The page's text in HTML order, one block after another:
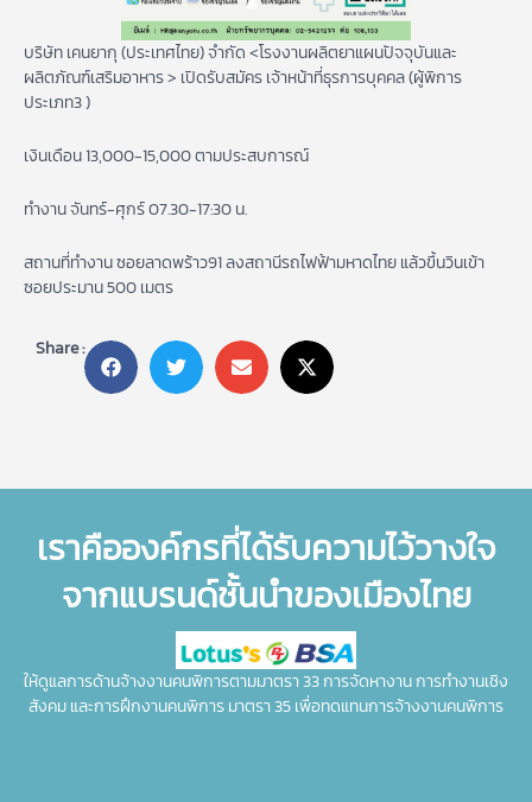
บริษัท เคนยากุ (ประเทศไทย) จำกัด <โรงงานผลิตยาแผนปัจจุบันและ
ผลิตภัณฑ์เสริมอาหาร > เปิดรับสมัคร เจ้าหน้าที่ธุรการบุคคล (ผู้พิการ
ประเภท3 )
เงินเดือน 13,000-15,000 ตามประสบการณ์
ทำงาน จันทร์-ศุกร์ 07.30-17:30 น.
สถานที่ทำงาน ซอยลาดพร้าว91 ลงสถานีรถไฟฟ้ามหาดไทย แล้วขึ้นวินเข้า
ซอยประมาน 500 เมตร
Share :
เราคือองค์กรที่ได้รับความไว้วางใจ
จากแบรนด์ชั้นนำของเมืองไทย
ให้ดูแลการด้านจ้างงานคนพิการตามมาตรา 33 การจัดหางาน การทำงานเชิง
สังคม และการฝึกงานคนพิการ มาตรา 35 เพื่อทดแทนการจ้างงานคนพิการ